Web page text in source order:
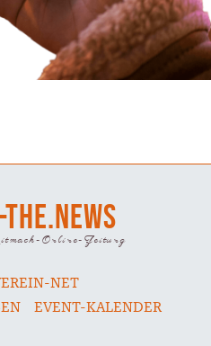
Online-Zeitung
NET
EVENT-KALENDER